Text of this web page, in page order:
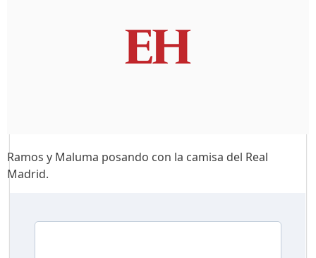
Ramos y Maluma posando con la camisa del Real
Madrid.